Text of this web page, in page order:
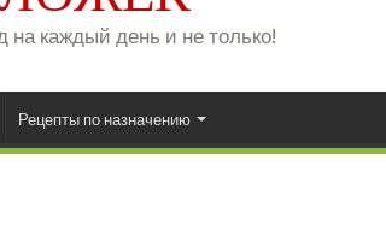
на каждый день и не только!
Рецепты по назначению